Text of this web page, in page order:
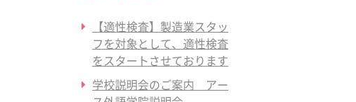
【適性検査】製造業スタッ
フを対象として、適性検査
をスタートさせております
学校説明会のご案内 アー